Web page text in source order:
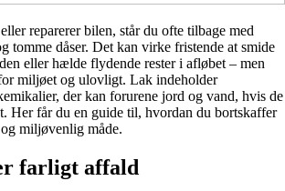
reparerer bilen, står du ofte tilbage med
tomme dåser. Det kan virke fristende at smide
eller hælde flydende rester i afløbet – men
miljøet og ulovligt. Lak indeholder
der kan forurene jord og vand, hvis de
Her får du en guide til, hvordan du bortskaffer
miljøvenlig måde.
farligt affald